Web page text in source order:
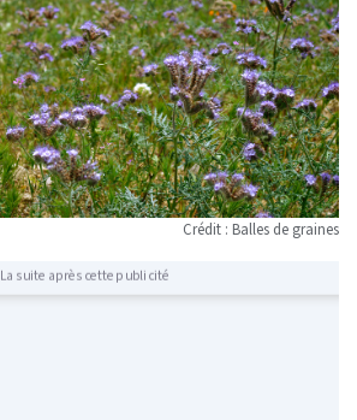
Crédit : Balles de graines
La suite après cette publicité